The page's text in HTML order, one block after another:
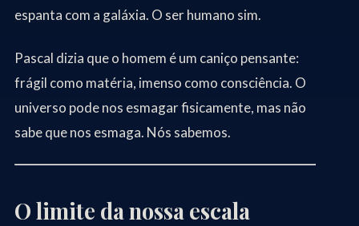
espanta com a galáxia. O ser humano sim.
Pascal dizia que o homem é um caniço pensante:
frágil como matéria, imenso como consciência. O
universo pode nos esmagar fisicamente, mas não
sabe que nos esmaga. Nós sabemos.
O limite da nossa escala